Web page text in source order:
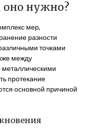
оно нужно?
мер,
разности
точками
между
протекание
основной причиной